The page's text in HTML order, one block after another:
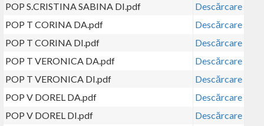
POP S.CRISTINA SABINA DI.pdf
Descărcare
POP T CORINA DA.pdf
Descărcare
POP T CORINA DI.pdf
Descărcare
POP T VERONICA DA.pdf
Descărcare
POP T VERONICA DI.pdf
Descărcare
POP V DOREL DA.pdf
Descărcare
POP V DOREL DI.pdf
Descărcare